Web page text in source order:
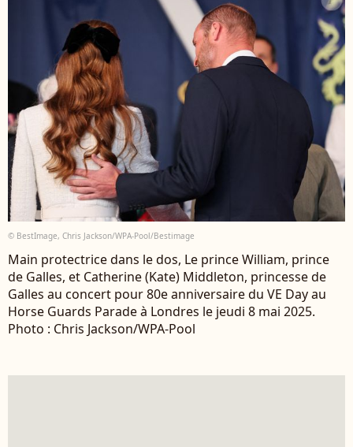
© BestImage, Chris Jackson/WPA-Pool/Bestimage
Main protectrice dans le dos, Le prince William, prince
de Galles, et Catherine (Kate) Middleton, princesse de
Galles au concert pour 80e anniversaire du VE Day au
Horse Guards Parade à Londres le jeudi 8 mai 2025.
Photo : Chris Jackson/WPA-Pool